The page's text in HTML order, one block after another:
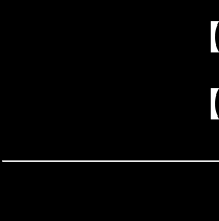
【
【